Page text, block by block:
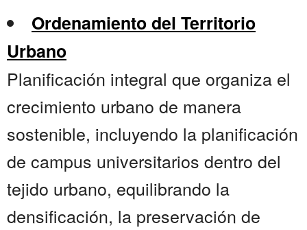
Ordenamiento del Territorio
Urbano
Planificación integral que organiza el
crecimiento urbano de manera
sostenible, incluyendo la planificación
de campus universitarios dentro del
tejido urbano, equilibrando la
densificación, la preservación de